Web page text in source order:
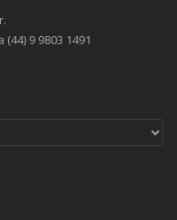
9 9803 1491